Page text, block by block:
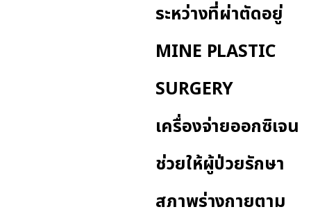
ระหว่างที่ผ่าตัดอยู่
MINE PLASTIC
SURGERY
เครื่องจ่ายออกซิเจน
ช่วยให้ผู้ป่วยรักษา
สภาพร่างกายตาม